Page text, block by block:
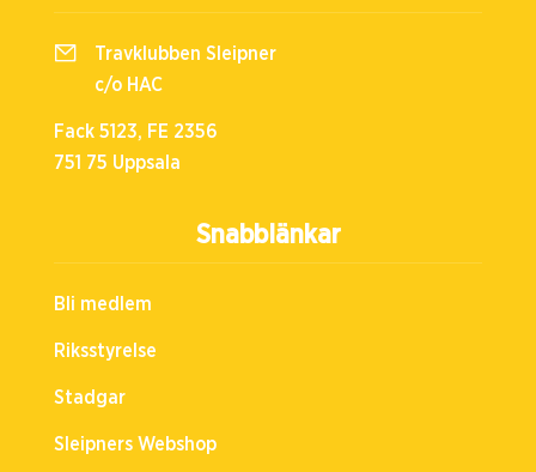
Snabblänkar
Bli medlem
Riksstyrelse
Stadgar
Sleipners Webshop
Travklubben Sleipner
c/o HAC
Fack 5123, FE 2356
751 75 Uppsala